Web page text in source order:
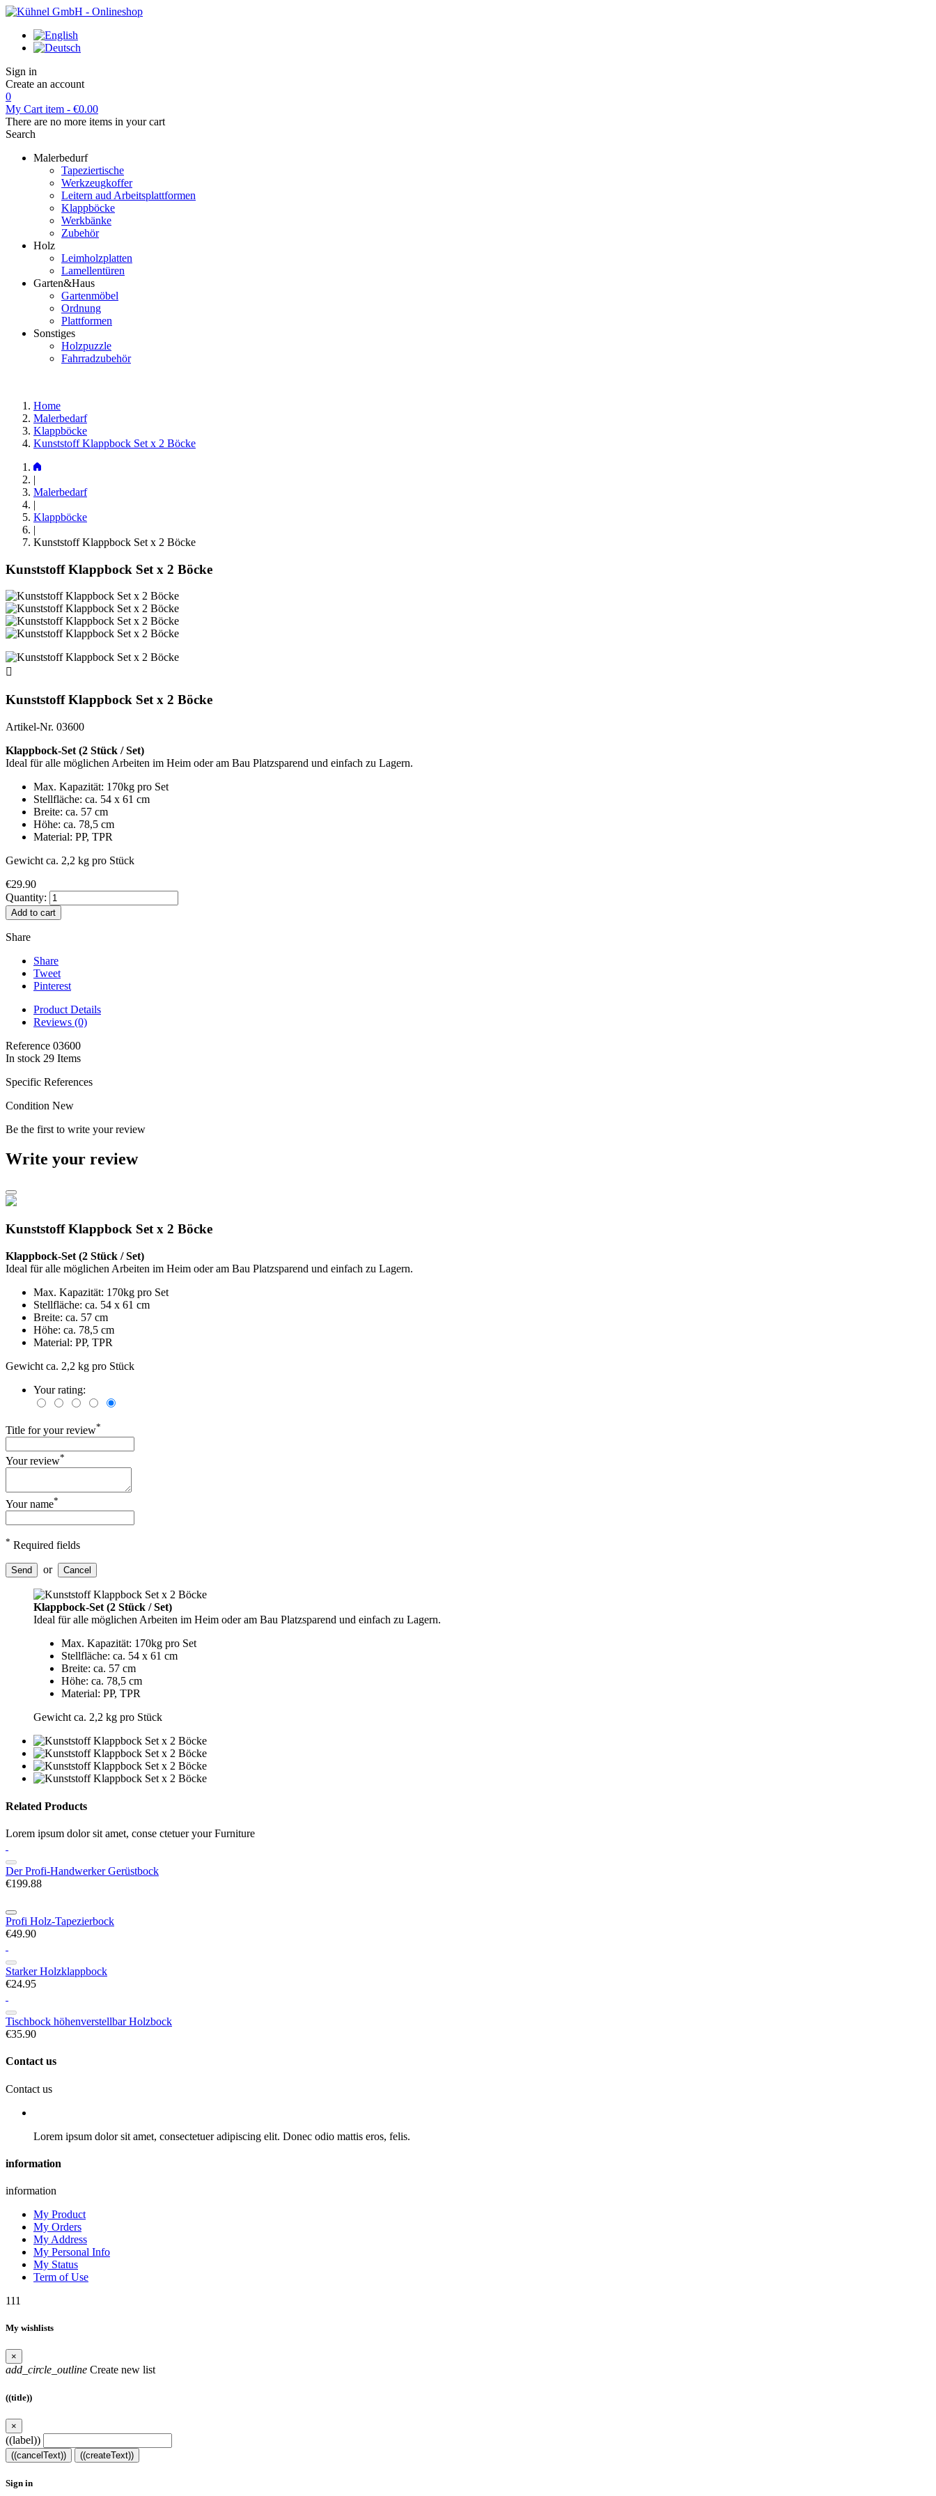
Sign in
Create an account
0
My Cart item - €0.00
There are no more items in your cart
Search
Malerbedurf
Tapeziertische
Werkzeugkoffer
Leitern aud Arbeitsplattformen
Klappböcke
Werkbänke
Zubehör
Holz
Leimholzplatten
Lamellentüren
Garten&Haus
Gartenmöbel
Ordnung
Plattformen
Sonstiges
Holzpuzzle
Fahrradzubehör
Home
Malerbedarf
Klappböcke
Kunststoff Klappbock Set x 2 Böcke
|
Malerbedarf
|
Klappböcke
|
Kunststoff Klappbock Set x 2 Böcke
Kunststoff Klappbock Set x 2 Böcke

Kunststoff Klappbock Set x 2 Böcke
Artikel-Nr. 03600
Klappbock-Set (2 Stück / Set)
Ideal für alle möglichen Arbeiten im Heim oder am Bau Platzsparend und einfach zu Lagern.
Max. Kapazität: 170kg pro Set
Stellfläche: ca. 54 x 61 cm
Breite: ca. 57 cm
Höhe: ca. 78,5 cm
Material: PP, TPR
Gewicht ca. 2,2 kg pro Stück
€29.90
Quantity:
Add to cart
Share
Share
Tweet
Pinterest
Product Details
Reviews (0)
Reference 03600
In stock 29 Items
Specific References
Condition New
Be the first to write your review
Write your review
Kunststoff Klappbock Set x 2 Böcke
Klappbock-Set (2 Stück / Set)
Ideal für alle möglichen Arbeiten im Heim oder am Bau Platzsparend und einfach zu Lagern.
Max. Kapazität: 170kg pro Set
Stellfläche: ca. 54 x 61 cm
Breite: ca. 57 cm
Höhe: ca. 78,5 cm
Material: PP, TPR
Gewicht ca. 2,2 kg pro Stück
Your rating:
Title for your review*
Your review*
Your name*
* Required fields
Send or Cancel
Klappbock-Set (2 Stück / Set)
Ideal für alle möglichen Arbeiten im Heim oder am Bau Platzsparend und einfach zu Lagern.
Max. Kapazität: 170kg pro Set
Stellfläche: ca. 54 x 61 cm
Breite: ca. 57 cm
Höhe: ca. 78,5 cm
Material: PP, TPR
Gewicht ca. 2,2 kg pro Stück
Related Products
Lorem ipsum dolor sit amet, conse ctetuer your Furniture
Der Profi-Handwerker Gerüstbock
€199.88
Profi Holz-Tapezierbock
€49.90
Starker Holzklappbock
€24.95
Tischbock höhenverstellbar Holzbock
€35.90
Contact us
Contact us
Lorem ipsum dolor sit amet, consectetuer adipiscing elit. Donec odio mattis eros, felis.
information
information
My Product
My Orders
My Address
My Personal Info
My Status
Term of Use
111
My wishlists
×
add_circle_outline Create new list
((title))
×
((label))
((cancelText)) ((createText))
Sign in